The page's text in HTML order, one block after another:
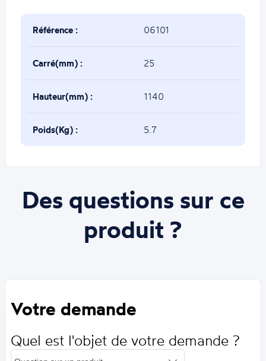
Référence : 06101
Carré(mm) : 25
Hauteur(mm) : 1140
Poids(Kg) : 5.7
Des questions sur ce
produit ?
Votre demande
Quel est l'objet de votre demande ?